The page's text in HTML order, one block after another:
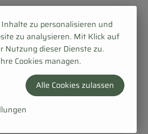
zu personalisieren und
zu analysieren. Mit Klick auf
Nutzung dieser Dienste zu.
Cookies managen.
Alle Cookies zulassen